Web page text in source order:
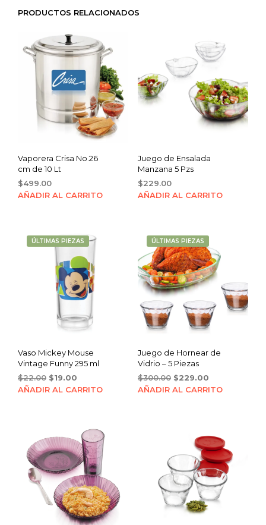
PRODUCTOS RELACIONADOS
Vaporera Crisa No.26
cm de 10 Lt
$499.00
AÑADIR AL CARRITO
Juego de Ensalada
Manzana 5 Pzs
$229.00
AÑADIR AL CARRITO
ÚLTIMAS PIEZAS
Vaso Mickey Mouse
Vintage Funny 295 ml
$22.00 Original
price
$19.00
price
AÑADIR AL CARRITO
ÚLTIMAS PIEZAS
Juego de Hornear de
Vidrio – 5 Piezas
$300.00 Original
price
$229.00Current
price
AÑADIR AL CARRITO